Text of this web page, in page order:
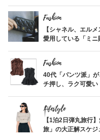
Fashion
【シャネル、エル
愛用している「ミニ
Fashion
40代「パンツ派」
チ押し、ラク可愛
Lifestyle
【1泊2日弾丸旅行
旅」の大正解スケジ